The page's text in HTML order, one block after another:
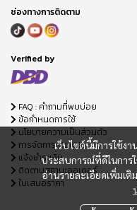
เว็บไซต์นี้มีการใช้ง
ประสบการณ์ที่ดีในการ
อ่านรายละเอียดเพิ่มเติ
ช่องทางการติดตาม
Verified by
FAQ : คำถามที่พบบ่อย
ข้อกำหนดการใช้
นโยบายความเป็นส่วนตัว
การจัดการ Cookie
แจ้งชำระเงิน
ติดตามสถานะออเดอร์
ใบเสนอราคา